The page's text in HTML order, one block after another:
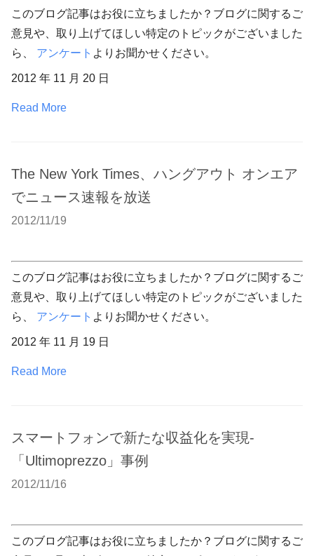
このブログ記事はお役に立ちましたか？ブログに関するご
意見や、取り上げてほしい特定のトピックがございました
ら、 アンケート よりお聞かせください。
2012 年 11 月 20 日
Read More
The New York Times、ハングアウト オンエア
でニュース速報を放送
2012/11/19
このブログ記事はお役に立ちましたか？ブログに関するご
意見や、取り上げてほしい特定のトピックがございました
ら、 アンケート よりお聞かせください。
2012 年 11 月 19 日
Read More
スマートフォンで新たな収益化を実現-
「Ultimoprezzo」事例
2012/11/16
このブログ記事はお役に立ちましたか？ブログに関するご